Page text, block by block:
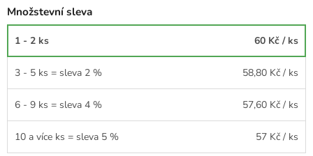
Množstevní sleva
1 - 2 ks 60 Kč / ks
3 - 5 ks = sleva 2 % 58,80 Kč / ks
6 - 9 ks = sleva 4 % 57,60 Kč / ks
10 a více ks = sleva 5 % 57 Kč / ks